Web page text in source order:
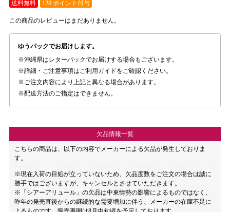
送料無料 128 ポイント付与
この商品のレビューはまだありません。
ゆうパックでお届けします。
沖縄県はレターパックでお届けする場合もございます。
詳細・ご注意事項はご利用ガイドをご確認ください。
ご注文内容により上記と異なる場合があります。
配送方法のご指定はできません。
欠品情報一覧
こちらの商品は、以下の内容でメーカーによる欠品が発生しておりま
す。
※現在入荷の目処が立っていないため、欠品度数をご注文の場合は誠に
勝手ではございますが、キャンセルとさせていただきます。
※「シアーアリュール」の欠品は中東情勢の影響によるものではなく、
昨年の発売直後からの継続的な需要増加に伴う、メーカーの在庫不足に